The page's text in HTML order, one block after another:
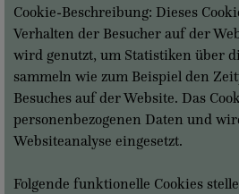
Cookie-Beschreibung: Dieses
Verhalten der Besucher auf der
wird genutzt, um Statistiken über
sammeln wie zum Beispiel den
Besuches auf der Website. Das
personenbezogenen Daten und
Websiteanalyse eingesetzt.
Folgende funktionelle Cookies